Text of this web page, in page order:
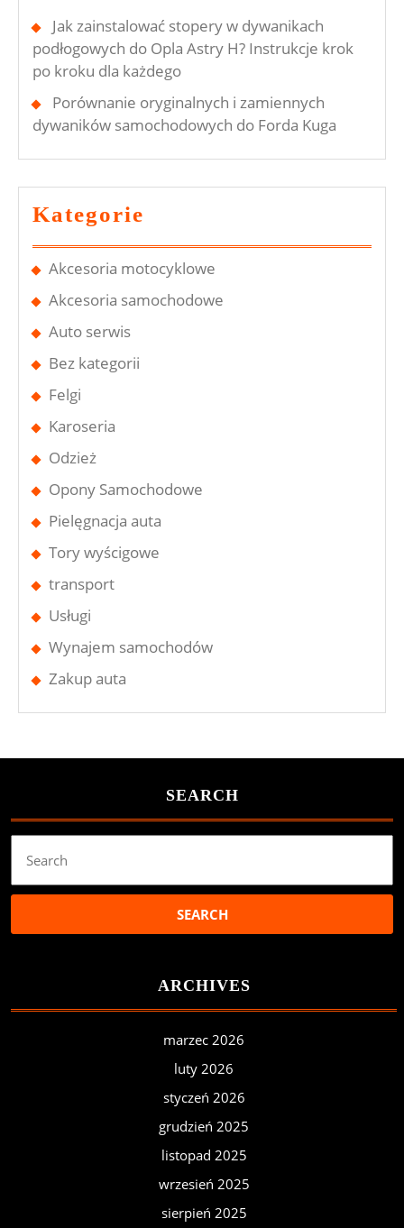
Jak zainstalować stopery w dywanikach
podłogowych do Opla Astry H? Instrukcje krok
po kroku dla każdego
Porównanie oryginalnych i zamiennych
dywaników samochodowych do Forda Kuga
Kategorie
Akcesoria motocyklowe
Akcesoria samochodowe
Auto serwis
Bez kategorii
Felgi
Karoseria
Odzież
Opony Samochodowe
Pielęgnacja auta
Tory wyścigowe
transport
Usługi
Wynajem samochodów
Zakup auta
SEARCH
for:
ARCHIVES
marzec 2026
luty 2026
styczeń 2026
grudzień 2025
listopad 2025
wrzesień 2025
sierpień 2025